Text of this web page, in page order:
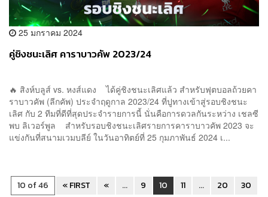
25 มกราคม 2024
คู่ชิงชนะเลิศ คาราบาวคัพ 2023/24
🔥 สิงห์บลูส์ vs. หงส์แดง ได้คู่ชิงชนะเลิศแล้ว สำหรับฟุตบอลถ้วยคา
ราบาวคัพ (ลีกคัพ) ประจำฤดูกาล 2023/24 ที่ปูทางเข้าสู่รอบชิงชนะ
เลิศ กับ 2 ทีมที่ดีที่สุดประจำรายการนี้ นั่นคือการดวลกันระหว่าง เชลซี
พบ ลิเวอร์พูล สำหรับรอบชิงชนะเลิศรายการคาราบาวคัพ 2023 จะ
แข่งกันที่สนามเวมบลีย์ ในวันอาทิตย์ที่ 25 กุมภาพันธ์ 2024 เ...
10 of 46 « FIRST « ... 9 10 11 ... 20
30